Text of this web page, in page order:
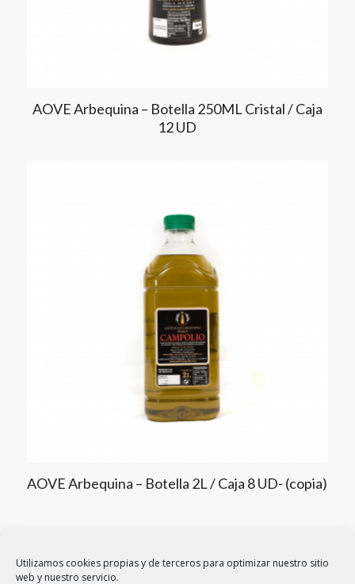
Utilizamos cookies propias y de terceros para optimizar nuestro sitio
web y nuestro servicio.
AOVE Arbequina – Botella 250ML Cristal / Caja
12 UD
AOVE Arbequina – Botella 2L / Caja 8 UD- (copia)